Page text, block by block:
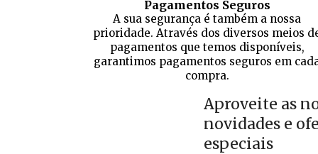
Pagamentos Seguros
A sua segurança é também a nossa
prioridade. Através dos diversos meios
pagamentos que temos disponíveis,
garantimos pagamentos seguros em
compra.
Aproveite as
novidades e
especiais